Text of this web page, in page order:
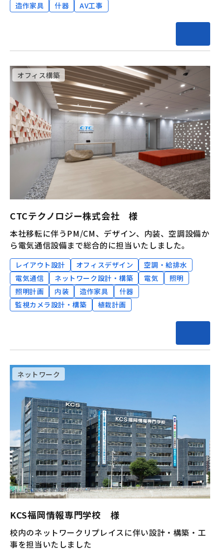
造作家具
什器 AV工事
オフィス構築
CTCテクノロジー株式会社 様
本社移転に伴うPM/CM、デザイン、内装、空調設備か
ら電気通信設備まで総合的に担当いたしました。
レイアウト設計 オフィスデザイン
空調・給排水
電気通信
ネットワーク設計・構築 電気
照明
照明計画
内装 造作家具
什器
監視カメラ設計・構築
植栽計画
ネットワーク
KCS福岡情報専門学校 様
校内のネットワークリプレイスに伴い設計・構築・工
事を担当いたしました